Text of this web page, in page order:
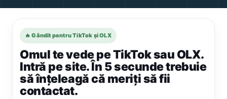
🔥 Gândit pentru TikTok și OLX
Omul te vede pe TikTok sau OLX.
Intră pe site. În 5 secunde trebuie
să înțeleagă că meriți să fii
contactat.